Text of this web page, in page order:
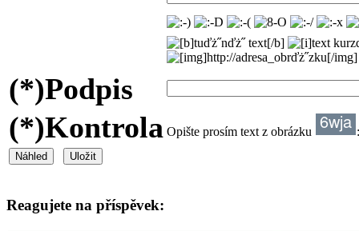
(*)Podpis
(*)Kontrola Opište prosím text z obrázku
Reagujete na příspěvek: